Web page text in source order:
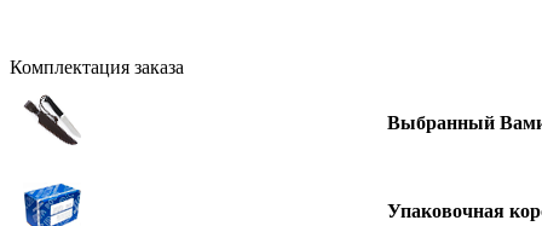
Комплектация заказа
Выбранный
Упаковочная